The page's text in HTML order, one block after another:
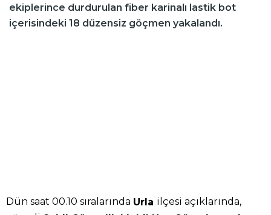
ekiplerince durdurulan fiber karinalı lastik bot
içerisindeki 18 düzensiz göçmen yakalandı.
Dün saat 00.10 sıralarında Urla ilçesi açıklarında,